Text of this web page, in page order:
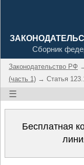
Сборник
Законодательство РФ
(часть 1) → Статья
☰
Бесплатная